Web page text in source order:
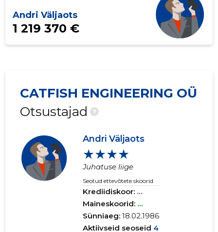
Andri Väljaots
1 219 370 €
CATFISH ENGINEERING OÜ
Otsustajad
?
Andri Väljaots
★★★★
Juhatuse liige
Seotud ettevõtete skoorid
Krediidiskoor: ...
Maineskoorid: ...
Sünniaeg:18.02.1986
Aktiivseid seoseid 4